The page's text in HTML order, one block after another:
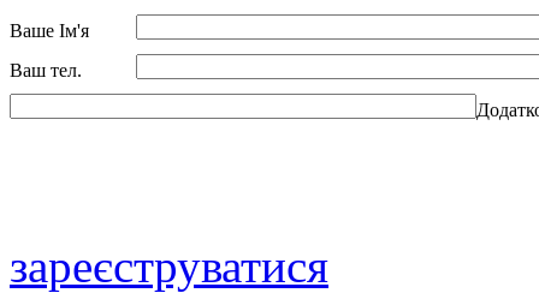
Ваше Ім'я
Ваш тел.
зареєструватися